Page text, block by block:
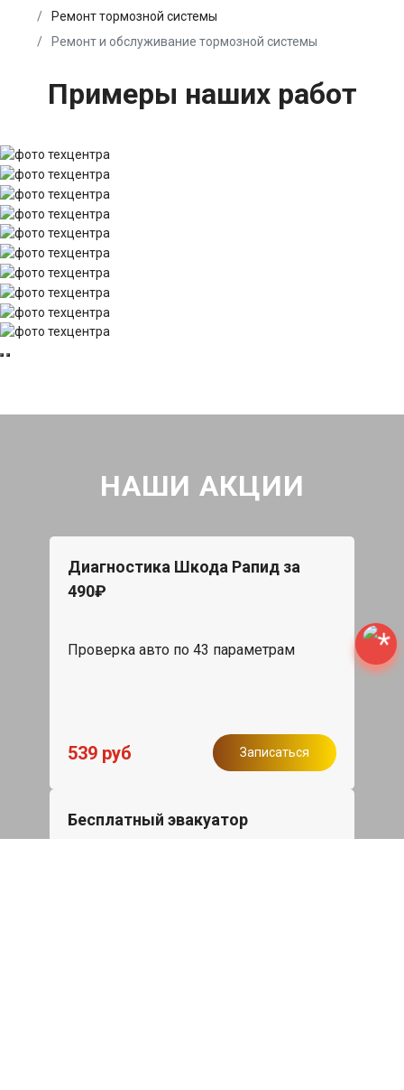
Ремонт тормозной системы
Ремонт и обслуживание тормозной системы
Примеры наших работ
НАШИ АКЦИИ
Диагностика Шкода Рапид за
490₽
Проверка авто по 43 параметрам
539 руб Записаться
Бесплатный эвакуатор